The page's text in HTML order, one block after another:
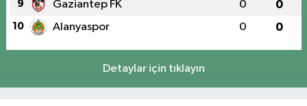
9 Gaziantep FK 0 0
10 Alanyaspor 0 0
Detaylar için tıklayın